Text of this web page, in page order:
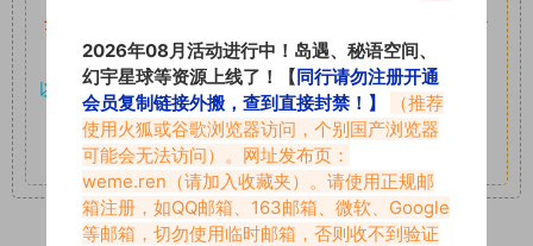
全站付费素材可提供补档服务
素材以主流网盘分
享。
以7z、7z分卷格式压缩，解压应下载对应的软件操作，
7-zip；安卓：zarchiver；苹果：解压专家
其它更多疑问请查看站内帮助中心！
2026年08月活动进行中！岛遇、秘语空间、
幻宇星球等资源上线了！【同行请勿注册开通
会员复制链接外搬，查到直接封禁！】
（推荐
使用火狐或谷歌浏览器访问，个别国产浏览器
可能会无法访问）。网址发布页：
weme.ren （请加入收藏夹）。请使用正规邮
箱注册，如QQ邮箱、163邮箱、微软、Google
等邮箱，切勿使用临时邮箱，否则收不到验证